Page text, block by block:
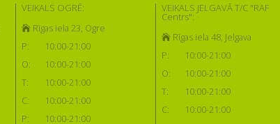
VEIKALS OGRĒ:
Rīgas iela 23, Ogre
P:
10:00-21:00
O:
10:00-21:00
T:
10:00-21:00
C:
10:00-21:00
P:
10:00-21:00
VEIKALS JELGAVĀ T/C "RAF
Centrs":
Rīgas iela 48, Jelgava
P:
10:00-21:00
O:
10:00-21:00
T:
10:00-21:00
C:
10:00-21:00